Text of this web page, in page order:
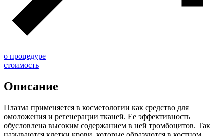
о процедуре
стоимость
Описание
Плазма применяется в косметологии как средство для
омоложения и регенерации тканей. Ее эффективность
обусловлена высоким содержанием в ней тромбоцитов. Так
называются клетки крови, которые образуются в костном